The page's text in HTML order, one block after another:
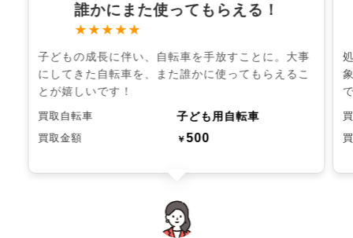
誰かにまた使ってもらえる！
★★★★★
子どもの成長に伴い、自転車を手放すことに。大事
にしてきた自転車を、また誰かに使ってもらえるこ
とが嬉しいです！
買取自転車 子ども用自転車
買取金額 ￥500
chevron_left chevron_right